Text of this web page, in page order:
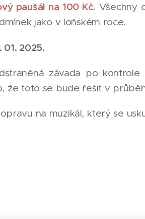
paušál na 100 Kč. Všechny
jako v loňském roce.
01. 2025.
závada po
že toto se bude řešit v
na muzikál, který se